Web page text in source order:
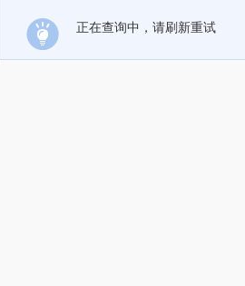
正在查询中，请刷新重试